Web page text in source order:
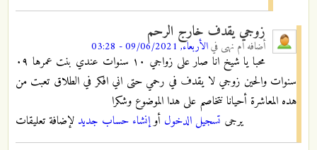
زوجي يقدف خارج الرحم
أضافهأم نهى فيالأربعاء, 09/06/2021 - 03:28
محبا يا شيخ انا صار على زواجي ١٠ سنوات عندي بنت عمرها ٠٩
سنوات والحين زوجي لا يقدف في رحمي حتى اني افكر في الطلاق تعبت من
هده المعاشرة أحيانا نتخاصم على هدا الموضوع وشكرا
يرجى تسجيل الدخول أوإنشاء حساب جديد لإضافة تعليقات